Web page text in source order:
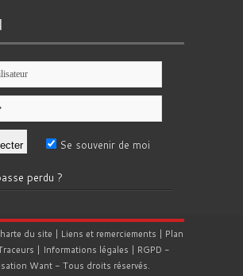
Se souvenir de moi
perdu ?
du site | Liens et remerciements | Plan
| Informations légales | RGPD -
Want- Tous droits réservés.